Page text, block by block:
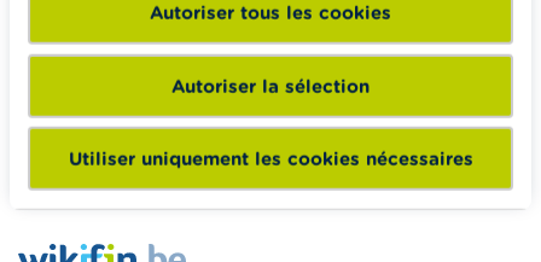
Autoriser tous les cookies
Autoriser la sélection
Utiliser uniquement les cookies nécessaires
Épargner et investir
Hériter
Pension et préparation de la retraite
Impôts, emplois et revenus
Logement et emprunt hypothécaire